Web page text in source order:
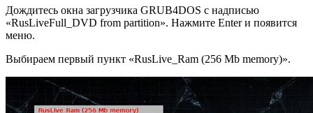
Дождитесь окна загрузчика GRUB4DOS с надписью
«RusLiveFull_DVD from partition». Нажмите Enter и появится
меню.
Выбираем первый пункт «RusLive_Ram (256 Mb memory)».